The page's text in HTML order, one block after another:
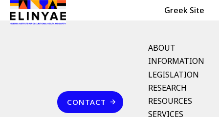
Skip to main content
Header Top Greek Site
English Menu
ABOUT
INFORMATION
LEGISLATION
RESEARCH
RESOURCES
SERVICES
Επικοινωνία
CONTACT
Breadcrumb
μητρώο εξοπλισμού